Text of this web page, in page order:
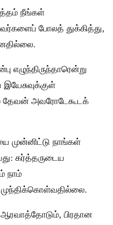
நீங்கள்
போலத் துக்கித்து,
எழுந்திருந்தாரென்று
இயேசுவுக்குள்
தேவன் அவரோடேகூடக்
முன்னிட்டு நாங்கள்
கர்த்தருடைய
நாம்
முந்திக்கொள்வதில்லை.
பிரதான